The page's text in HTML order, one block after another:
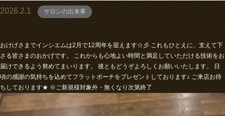
2026.2.1 サロンの出来事
おけげさまでインシエムは2月で12周年を迎えます☆彡 これもひとえに、支えて下
さる皆さまのおかげです。 これからも心地よい時間と満足していただける技術をお
届けできるよう努めてまいります。 後ともどうぞよろしくお願いいたします。 日
頃の感謝の気持ちを込めてフラットポーチをプレゼントしております♪ ご来店お待
ちしております★ ※ご新規様対象外・無くなり次第終了